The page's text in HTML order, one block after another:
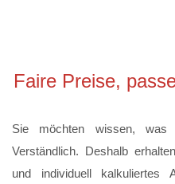
Faire Preise,
Sie möchten wissen, was
Verständlich. Deshalb
und individuell